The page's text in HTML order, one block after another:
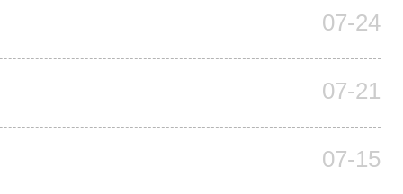
07-24
07-21
07-15